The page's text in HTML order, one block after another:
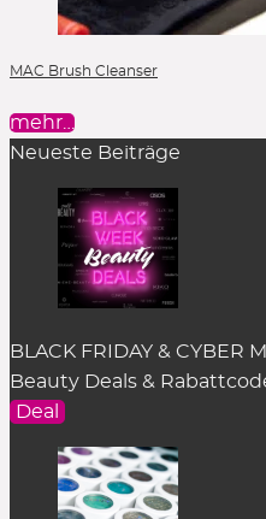
MAC Brush Cleanser
mehr…
Neueste Beiträge
BLACK FRIDAY & CYBER
Beauty Deals &
Deal